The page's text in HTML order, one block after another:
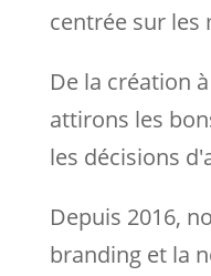
centrée sur les
De la création
attirons les
les décisions
Depuis 2016,
branding et la